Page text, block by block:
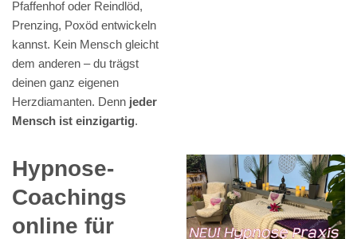
Pfaffenhof oder Reindlöd,
Prenzing, Poxöd entwickeln
kannst. Kein Mensch gleicht
dem anderen – du trägst
deinen ganz eigenen
Herzdiamanten. Denn jeder
Mensch ist einzigartig.
Hypnose-
Coachings
online für